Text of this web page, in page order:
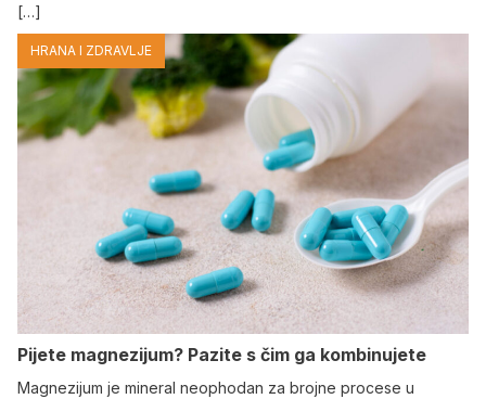
[…]
HRANA I ZDRAVLJE
Pijete magnezijum? Pazite s čim ga kombinujete
Magnezijum je mineral neophodan za brojne procese u